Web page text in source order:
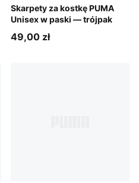
Skarpety za kostkę PUMA
Unisex w paski — trójpak
white
49,00 zł